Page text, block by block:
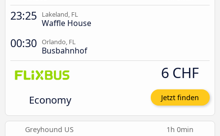
23:25 Lakeland, FL
Waffle House
00:30 Orlando, FL
Busbahnhof
Economy
6 CHF
Jetzt finden
Greyhound US 1h 0min